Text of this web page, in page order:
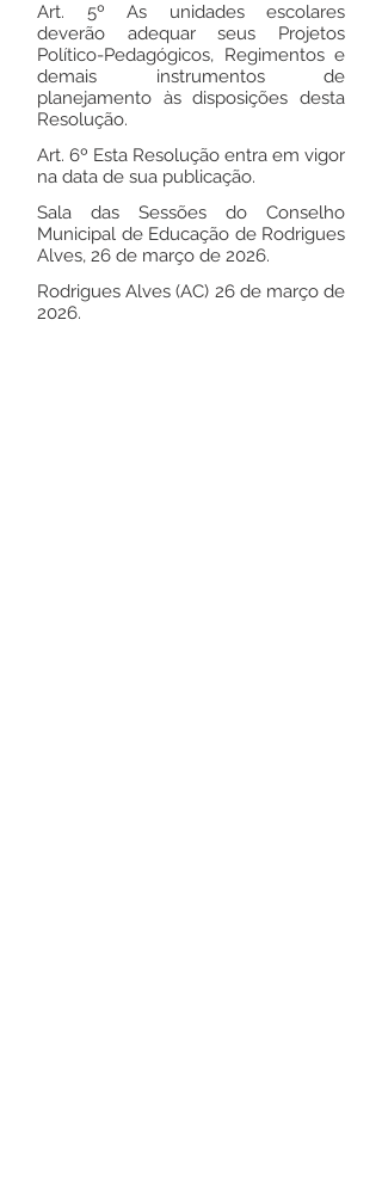
Art. 5º As unidades escolares
deverão adequar seus Projetos
Político-Pedagógicos, Regimentos e
demais instrumentos de
planejamento às disposições desta
Resolução.
Art. 6º Esta Resolução entra em vigor
na data de sua publicação.
Sala das Sessões do Conselho
Municipal de Educação de Rodrigues
Alves, 26 de março de 2026.
Rodrigues Alves (AC) 26 de março de
2026.